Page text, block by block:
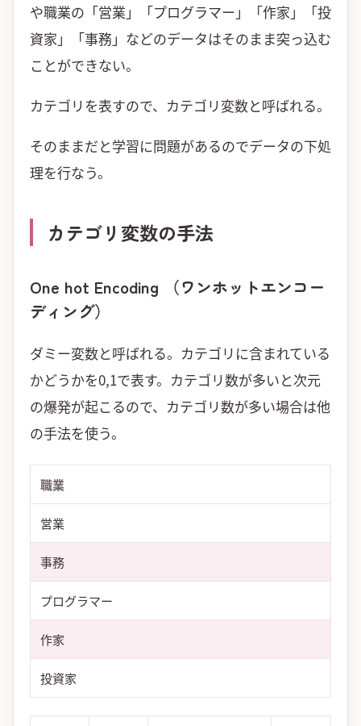
や職業の「営業」「プログラマー」「作家」「投
資家」「事務」などのデータはそのまま突っ込む
ことができない。
カテゴリを表すので、カテゴリ変数と呼ばれる。
そのままだと学習に問題があるのでデータの下処
理を行なう。
カテゴリ変数の手法
One hot Encoding （ワンホットエンコー
ディング）
ダミー変数と呼ばれる。カテゴリに含まれている
かどうかを0,1で表す。カテゴリ数が多いと次元
の爆発が起こるので、カテゴリ数が多い場合は他
の手法を使う。
職業
営業
事務
プログラマー
作家
投資家